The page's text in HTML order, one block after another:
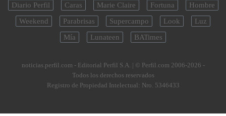
Diario Perfil Caras Marie Claire Fortuna
Hombre
Weekend
Parabrisas Supercampo Look
Luz
Mía
Lunateen BATimes
noticias.perfil.com - Editorial Perfil S.A. | © Perfil.com 2006-2026 -
Todos los derechos reservados
Registro de Propiedad Intelectual: Nro. 5346433